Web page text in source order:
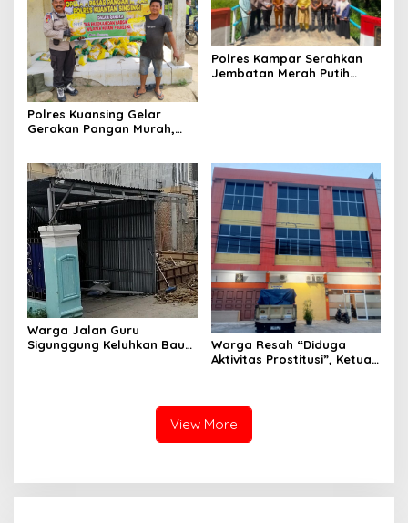
Polres Kuansing Gelar
Gerakan Pangan Murah,
Polres Kampar Serahkan
Jembatan Merah Putih
Warga Jalan Guru
Sigunggung Keluhkan Bau
Warga Resah “Diduga
Aktivitas Prostitusi”, Ketua
Aktivitas Z Homestay di
Jalan Tanjung Datuk
View More